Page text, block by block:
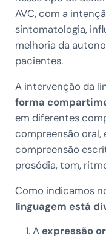
AVC, com a
sintomatologia,
melhoria da
pacientes.
A intervenção da
forma
em diferentes
compreensão oral,
compreensão
prosódia, tom,
Como indicamos
linguagem está
A expressão